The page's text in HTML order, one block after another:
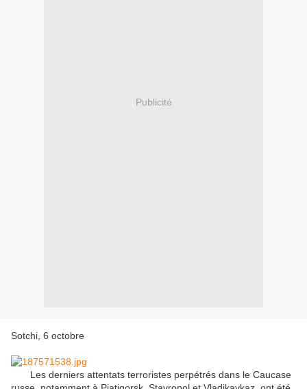
Publicité
Sotchi, 6 octobre
Les derniers attentats terroristes perpétrés dans le Caucase